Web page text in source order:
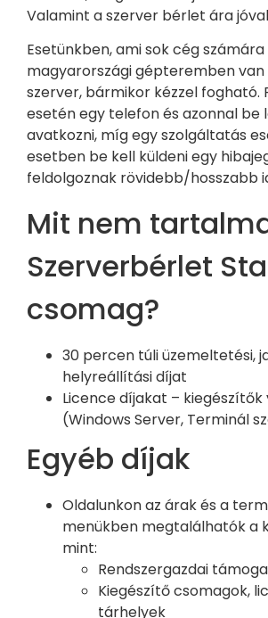
Valamint a szerver bérlet ára
Esetünkben, ami sok cég
magyarországi gépteremben
szerver, bármikor kézzel fogható.
esetén egy telefon és azonnal be
avatkozni, míg egy szolgáltatás
esetben be kell küldeni egy
feldolgoznak rövidebb/hosszabb
Mit nem
Szerverbérlet
csomag?
30 percen túli üzemeltetési,
helyreállítási díjat
Licence díjakat –
(Windows Server, Terminál
Egyéb díjak
Oldalunkon az árak és a
menükben megtalálhatók a
mint:
Rendszergazdai
Kiegészítő csomagok,
tárhelyek